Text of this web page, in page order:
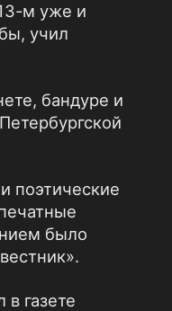
м уже и
учил
бандуре и
поэтические
было
газете